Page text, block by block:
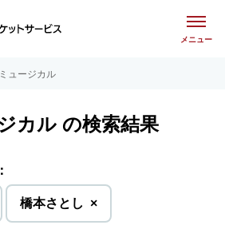
メニュー
ュージカル
カル の検索結果
橋本さとし を
削
×